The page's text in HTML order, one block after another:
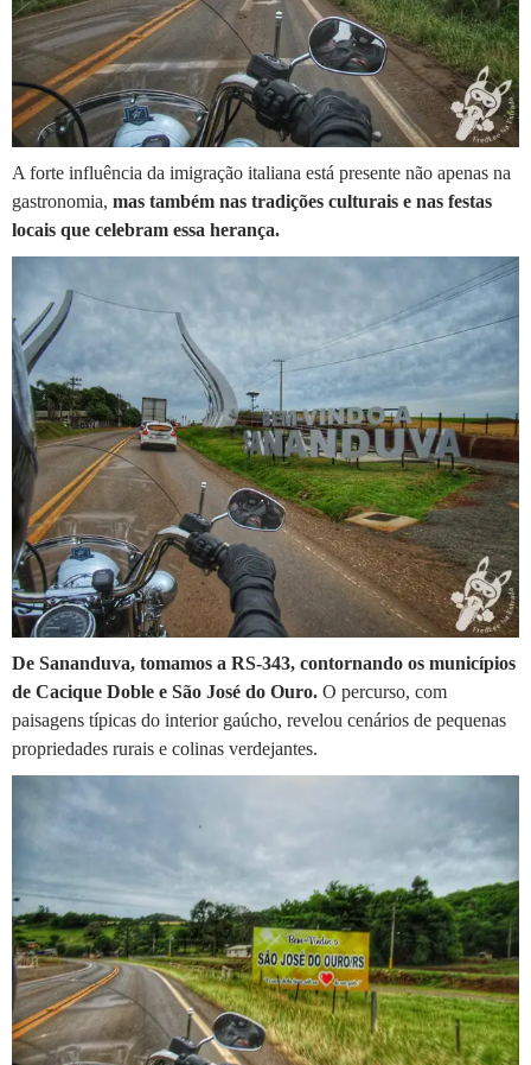
A forte influência da imigração italiana está presente não apenas na
gastronomia, mas também nas tradições culturais e nas festas
locais que celebram essa herança.
De Sananduva, tomamos a RS-343, contornando os municípios
de Cacique Doble e São José do Ouro. O percurso, com
paisagens típicas do interior gaúcho, revelou cenários de pequenas
propriedades rurais e colinas verdejantes.